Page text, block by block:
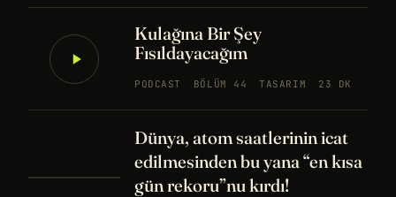
Kulağına Bir Şey
Fısıldayacağım
PODCAST BÖLÜM 44 TASARIM 23 DK
Dünya, atom saatlerinin icat
edilmesinden bu yana “en kısa
gün rekoru”nu kırdı!